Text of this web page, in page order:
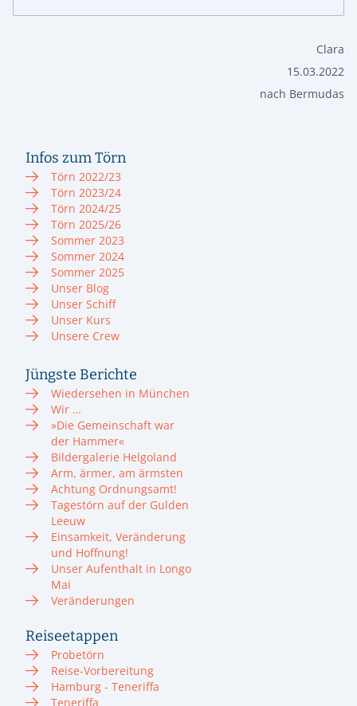
Clara
15.03.2022
nach Bermudas
Infos zum Törn
Törn 2022/23
Törn 2023/24
Törn 2024/25
Törn 2025/26
Sommer 2023
Sommer 2024
Sommer 2025
Unser Blog
Unser Schiff
Unser Kurs
Unsere Crew
Jüngste Berichte
Wiedersehen in München
Wir …
»Die Gemeinschaft war
der Hammer«
Bildergalerie Helgoland
Arm, ärmer, am ärmsten
Achtung Ordnungsamt!
Tagestörn auf der Gulden
Leeuw
Einsamkeit, Veränderung
und Hoffnung!
Unser Aufenthalt in Longo
Mai
Veränderungen
Reiseetappen
Probetörn
Reise-Vorbereitung
Hamburg - Teneriffa
Teneriffa